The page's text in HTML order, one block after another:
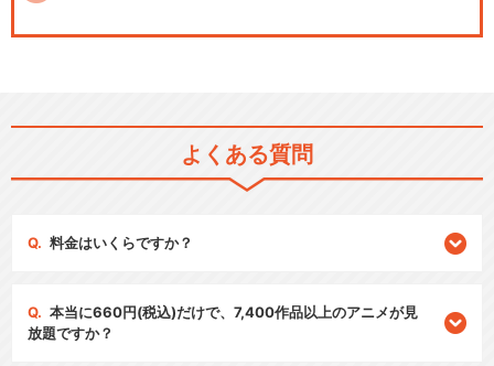
よくある質問
料金はいくらですか？
本当に660円(税込)だけで、7,400作品以上のアニメが見
放題ですか？